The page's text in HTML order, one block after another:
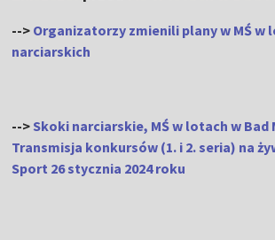
--> Organizatorzy zmienili plany w MŚ w
narciarskich
--> Skoki narciarskie, MŚ w lotach w
Transmisja konkursów (1. i 2. seria) na
Sport 26 stycznia 2024 roku